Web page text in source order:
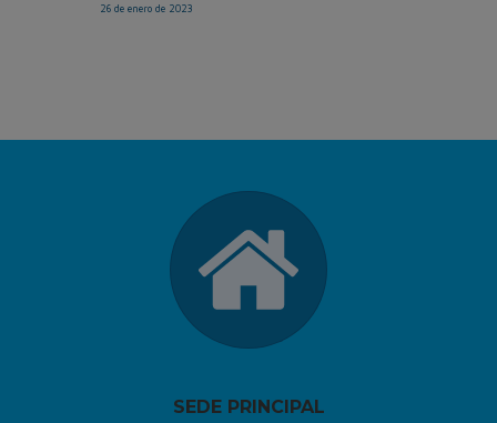
26 de enero de 2023
SEDE PRINCIPAL